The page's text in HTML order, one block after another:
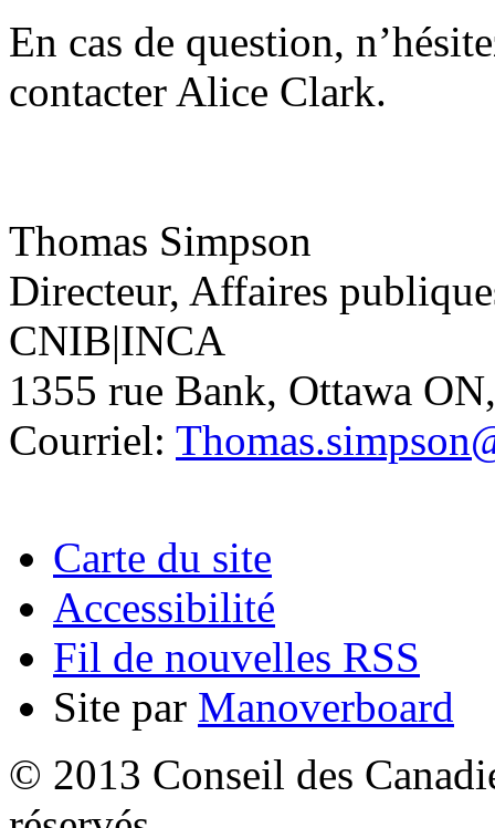
En cas de question,
contacter Alice Clark.
Thomas Simpson
Directeur, Affaires
CNIB|INCA
1355 rue Bank, Ottawa
Courriel:
Carte du site
Accessibilité
Fil de nouvelles RSS
Site par Manoverboard
© 2013 Conseil des